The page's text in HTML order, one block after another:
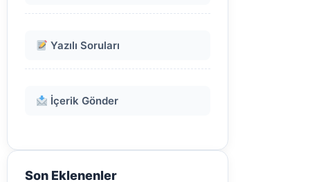
Yazılı Soruları
İçerik Gönder
Son Eklenenler